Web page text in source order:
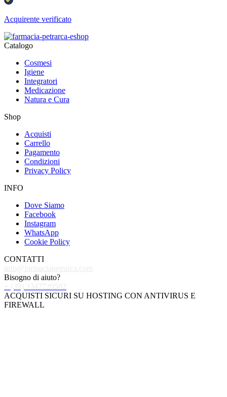
Acquirente verificato
Catalogo
Cosmesi
Igiene
Integratori
Medicazione
Natura e Cura
Shop
Acquisti
Carrello
Pagamento
Condizioni
Privacy Policy
INFO
Dove Siamo
Facebook
Instagram
WhatsApp
Cookie Policy
CONTATTI
Bisogno di aiuto?
ACQUISTI SICURI SU HOSTING CON ANTIVIRUS E
FIREWALL